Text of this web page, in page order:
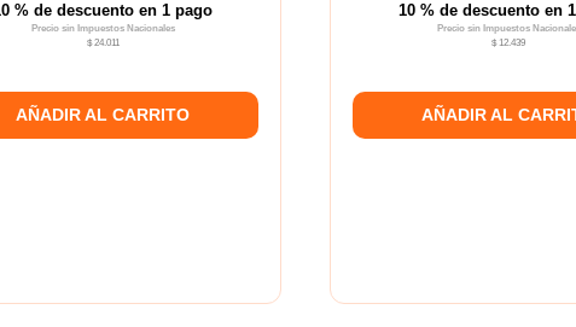
% de descuento en 1 pago
Precio sin Impuestos Nacionales
$ 24.011
AÑADIR AL CARRITO
10 % de descuento en
Precio sin Impuestos
$ 12.439
AÑADIR AL